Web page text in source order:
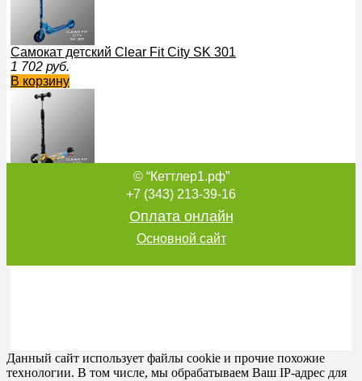
Самокат детский Clear Fit City SK 301
1 702 руб.
В корзину
Самокат детский Clear Fit City SK 700
© “Кеттлер1.рф”
+7 (343) 213-39-16
Оплата онлайн
Основной сайт
Данный сайт использует файлы cookie и прочие похожие
технологии. В том числе, мы обрабатываем Ваш IP-адрес для